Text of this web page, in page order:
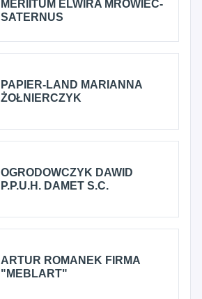
MERIITUM ELWIRA MROWIEC-
SATERNUS
PAPIER-LAND MARIANNA
ŻOŁNIERCZYK
OGRODOWCZYK DAWID
P.P.U.H. DAMET S.C.
ARTUR ROMANEK FIRMA
"MEBLART"